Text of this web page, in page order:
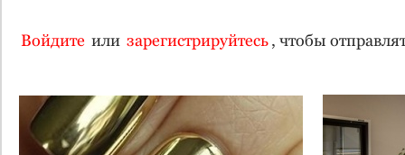
Войдите или зарегистрируйтесь, чтобы